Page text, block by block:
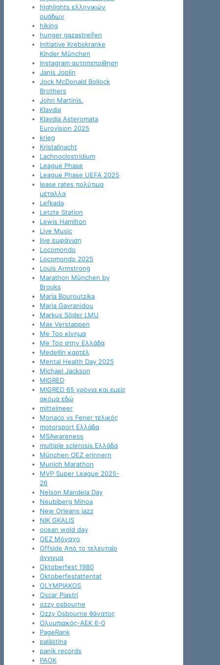
highlights ελληνικών
ομάδων
hiking
hunger gazastreifen
Initiative Krebskranke
Kinder München
Instagram αυτοπεποίθηση
Janis Joplin
Jock McDonald Bollock
Brothers
John Martinis.
Klavdia
Klavdia Asteromata
Eurovision 2025
krieg
Kristallnacht
Lachnoclostridium
League Phase
League Phase UEFA 2025
lease rates πολύτιμα
μέταλλα
Lefkada
Letzte Station
Lewis Hamilton
Live Music
live εμφάνιση
Locomondo
Locomondo 2025
Louis Armstrong
Marathon München by
Brooks
Maria Bouroutzika
Maria Gavranidou
Markus Söder LMU
Max Verstappen
Me Too κίνημα
Me Too στην Ελλάδα
Medellín καρτέλ
Mental Health Day 2025
Michael Jackson
MIGRED
MIGRED 65 χρόνια και εμείς
ακόμα εδώ
mittelmeer
Monaco vs Fener τελικός
motorsport Ελλάδα
MSAwareness
multiple sclerosis Ελλάδα
München OEZ erinnern
Munich Marathon
MVP Super League 2025-
26
Nelson Mandela Day
Neubiberg Minoa
New Orleans jazz
NIK GKALIS
ocean wold day
OEZ Μόναχο
Offside Από το τελευταίο
άγγιγμα
Oktoberfest 1980
Oktoberfestattentat
OLYMPIAKOS
Oscar Piastri
ozzy osbourne
Ozzy Osbourne θάνατος
Oλυμπιακός-ΑΕΚ 6-0
PageRank
palästina
panik records
PAOK